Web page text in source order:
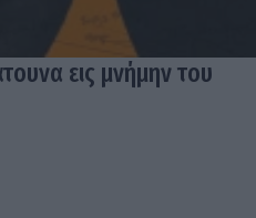
εις μνήμην του